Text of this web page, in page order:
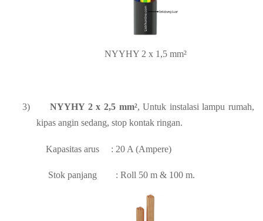
NYYHY 2 x 1,5 mm²
3) NYYHY 2 x 2,5 mm², Untuk instalasi lampu rumah,
kipas angin sedang, stop kontak ringan.
Kapasitas arus : 20 A (Ampere)
Stok panjang : Roll 50 m & 100 m.